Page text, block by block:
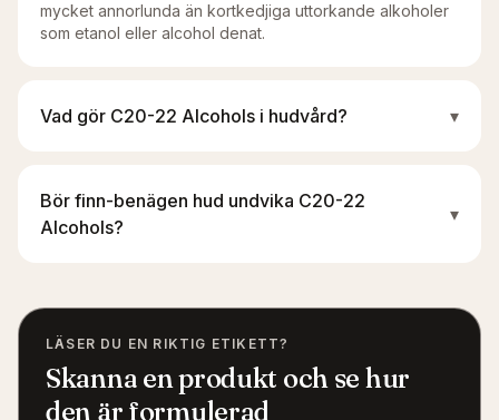
mycket annorlunda än kortkedjiga uttorkande alkoholer
som etanol eller alcohol denat.
Vad gör C20-22 Alcohols i hudvård? ▾
Bör finn-benägen hud undvika C20-22
Alcohols?
▾
LÄSER DU EN RIKTIG ETIKETT?
Skanna en produkt och se hur
den är formulerad